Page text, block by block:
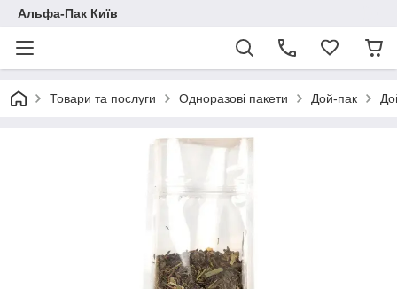
Альфа-Пак Київ
Товари та послуги Одноразові пакети Дой-пак